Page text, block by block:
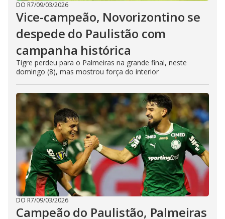
DO R7/09/03/2026
Vice-campeão, Novorizontino se
despede do Paulistão com
campanha histórica
Tigre perdeu para o Palmeiras na grande final, neste
domingo (8), mas mostrou força do interior
DO R7/09/03/2026
Campeão do Paulistão, Palmeiras